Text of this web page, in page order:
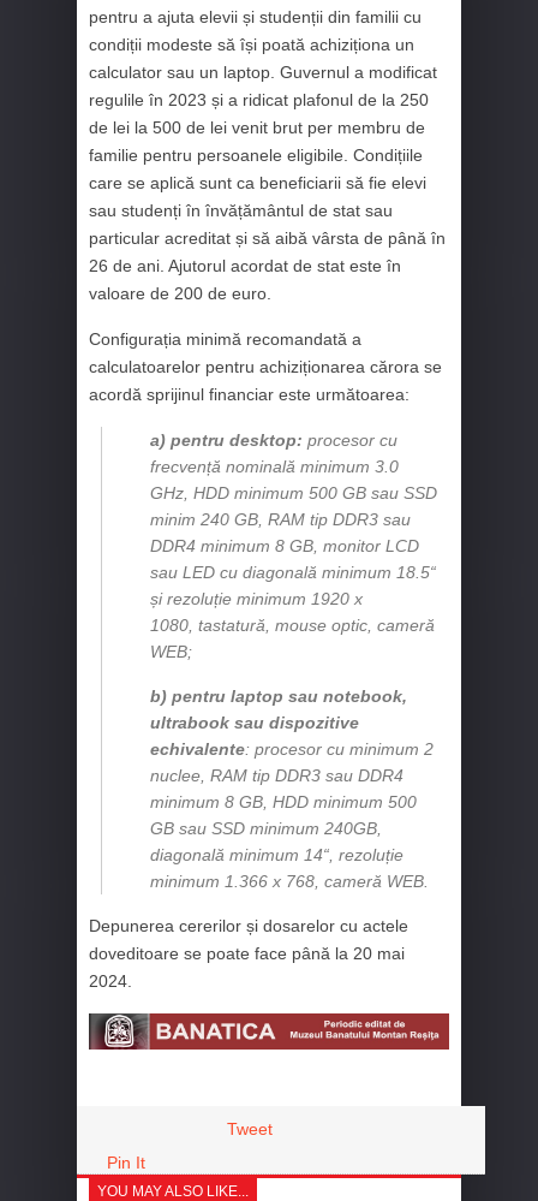
pentru a ajuta elevii și studenții din familii cu
condiții modeste să își poată achiziționa un
calculator sau un laptop. Guvernul a modificat
regulile în 2023 și a ridicat plafonul de la 250
de lei la 500 de lei venit brut per membru de
familie pentru persoanele eligibile. Condițiile
care se aplică sunt ca beneficiarii să fie elevi
sau studenți în învățământul de stat sau
particular acreditat și să aibă vârsta de până în
26 de ani. Ajutorul acordat de stat este în
valoare de 200 de euro.
Configurația minimă recomandată a
calculatoarelor pentru achiziționarea cărora se
acordă sprijinul financiar este următoarea:
a) pentru desktop: procesor cu
frecvență nominală minimum 3.0
GHz, HDD minimum 500 GB sau SSD
minim 240 GB, RAM tip DDR3 sau
DDR4 minimum 8 GB, monitor LCD
sau LED cu diagonală minimum 18.5“
și rezoluție minimum 1920 x
1080, tastatură, mouse optic, cameră
WEB;
b) pentru laptop sau notebook,
ultrabook sau dispozitive
echivalente: procesor cu minimum 2
nuclee, RAM tip DDR3 sau DDR4
minimum 8 GB, HDD minimum 500
GB sau SSD minimum 240GB,
diagonală minimum 14“, rezoluție
minimum 1.366 x 768, cameră WEB.
Depunerea cererilor și dosarelor cu actele
doveditoare se poate face până la 20 mai
2024.
Tweet
Pin It
YOU MAY ALSO LIKE...